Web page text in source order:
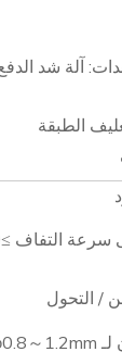
التفاف ≥20 م / ث